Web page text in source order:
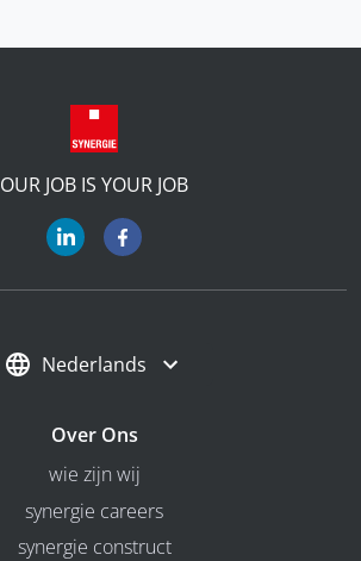
OUR JOB IS YOUR JOB
Nederlands
Over Ons
wie zijn wij
synergie careers
synergie construct